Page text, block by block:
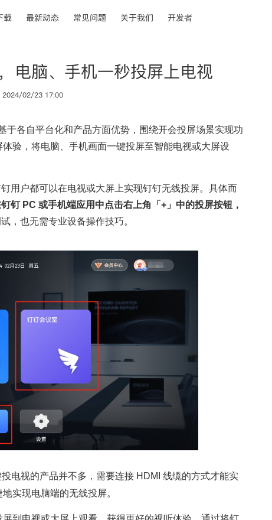
载 最新动态 常见问题 关于我们 开发者
电脑、手机一秒投屏上电视
2024/02/23 17:00
于各自平台化和产品方面优势，围绕开会投屏场景实现功
验，将电脑、手机画面一键投屏至智能电视或大屏设
用户都可以在电视或大屏上实现钉钉无线投屏。具体而
钉 PC 或手机端应用中点击右上角「+」中的投屏按钮，
，也无需专业设备操作技巧。
电视的产品并不多，需要连接 HDMI 线缆的方式才能实
实现电脑端的无线投屏。